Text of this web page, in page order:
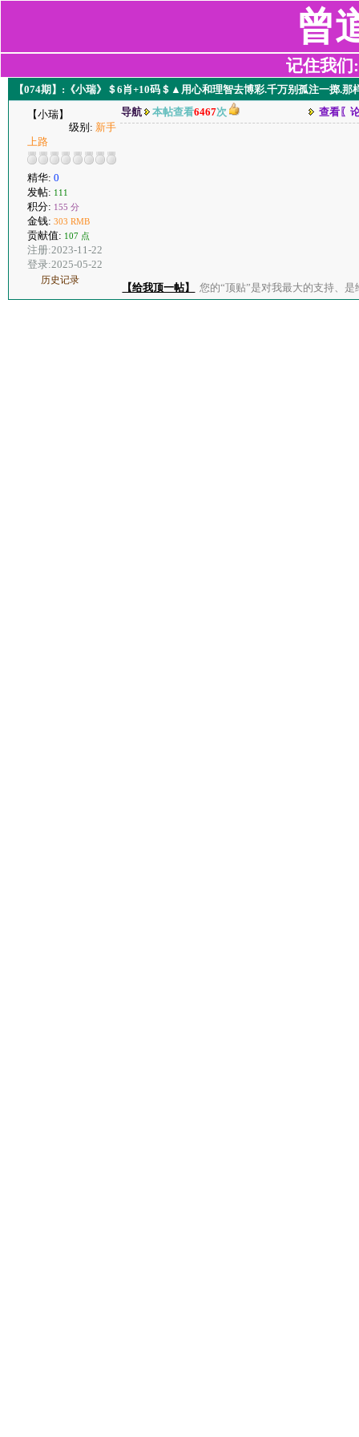
曾
记住我们
【074期】:《小瑞》＄6肖+10码＄▲用心和理智去博彩.千万别孤注一掷.那
【小瑞】
级别: 新手
上路
精华: 0
发帖: 111
积分: 155 分
金钱: 303 RMB
贡献值: 107 点
注册:2023-11-22
登录:2025-05-22
历史记录
导航 本帖查看6467次 查看〖
【给我顶一帖】 您的“顶贴”是对我最大的支持、